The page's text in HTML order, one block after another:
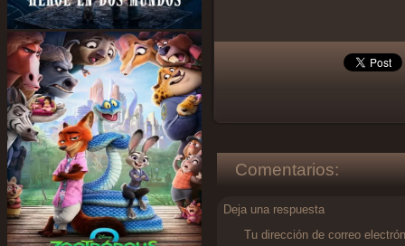
Comentarios:
Deja una respuesta
Tu dirección de correo